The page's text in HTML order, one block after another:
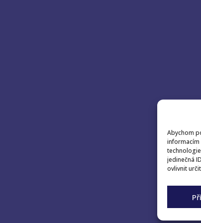
Abychom
informacím
jedinečná
ovlivnit